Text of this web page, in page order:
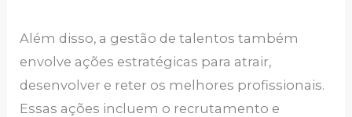
Além disso, a gestão de talentos também
envolve ações estratégicas para atrair,
desenvolver e reter os melhores profissionais.
Essas ações incluem o recrutamento e